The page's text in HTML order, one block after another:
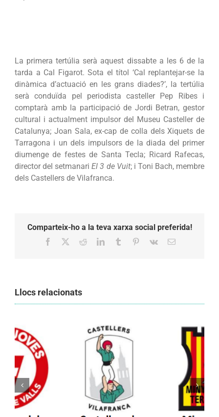
La primera tertúlia serà aquest dissabte a les 6 de la
tarda a Cal Figarot. Sota el títol ‘Cal replantejar-se la
dinàmica d’actuació en les grans diades?’, la tertúlia
serà conduïda pel periodista casteller Pep Ribes i
comptarà amb la participació de Jordi Betran, gestor
cultural i actualment impulsor del Museu Casteller de
Catalunya; Joan Sala, ex-cap de colla dels Xiquets de
Tarragona i un dels impulsors de la diada del primer
diumenge de festes de Santa Tecla; Ricard Rafecas,
director del setmanariEl 3 de Vuit; i Toni Bach, membre
dels Castellers de Vilafranca.
Comparteix-ho a la teva xarxa social preferida!
Facebook RedditLinkedInTumblr Pinterest
Vk Email:
Llocs relacionats
Els Castellers de Vilafranca unieixen tradició i
patrimoni en un viatge de colla a la Vall
d’Aran i a la Vall de Boí